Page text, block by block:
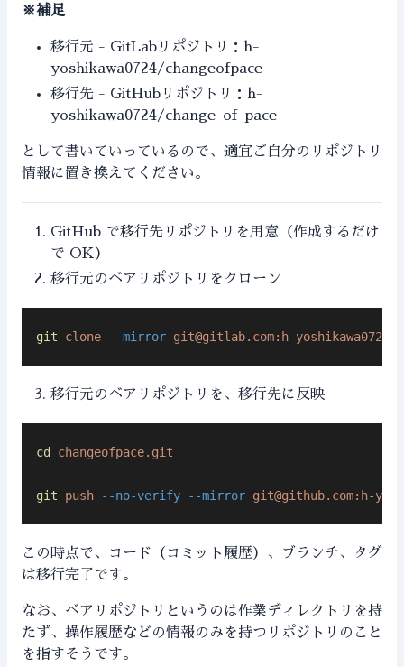
※補足
移行元 - GitLabリポジトリ：h-
yoshikawa0724/changeofpace
移行先 - GitHubリポジトリ：h-
yoshikawa0724/change-of-pace
として書いていっているので、適宜ご自分のリポジトリ
情報に置き換えてください。
GitHub で移行先リポジトリを用意（作成するだけ
で OK）
移行元のベアリポジトリをクローン
git clone --mirror git@gitlab.com:h-
移行元のベアリポジトリを、移行先に反映
cd changeofpace.git
git push --no-verify --mirror git@github.com:h-
この時点で、コード（コミット履歴）、ブランチ、タグ
は移行完了です。
なお、ベアリポジトリというのは作業ディレクトリを持
たず、操作履歴などの情報のみを持つリポジトリのこと
を指すそうです。